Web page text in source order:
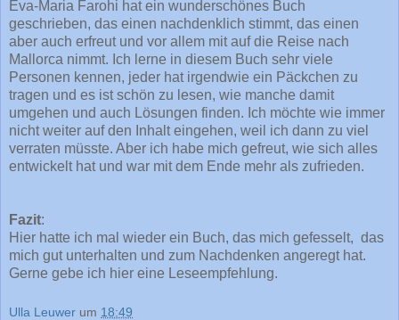
Eva-Maria Farohi hat ein wunderschönes Buch
geschrieben, das einen nachdenklich stimmt, das einen
aber auch erfreut und vor allem mit auf die Reise nach
Mallorca nimmt. Ich lerne in diesem Buch sehr viele
Personen kennen, jeder hat irgendwie ein Päckchen zu
tragen und es ist schön zu lesen, wie manche damit
umgehen und auch Lösungen finden. Ich möchte wie immer
nicht weiter auf den Inhalt eingehen, weil ich dann zu viel
verraten müsste. Aber ich habe mich gefreut, wie sich alles
entwickelt hat und war mit dem Ende mehr als zufrieden.
Fazit:
Hier hatte ich mal wieder ein Buch, das mich gefesselt, das
mich gut unterhalten und zum Nachdenken angeregt hat.
Gerne gebe ich hier eine Leseempfehlung.
Ulla Leuwer um 18:49